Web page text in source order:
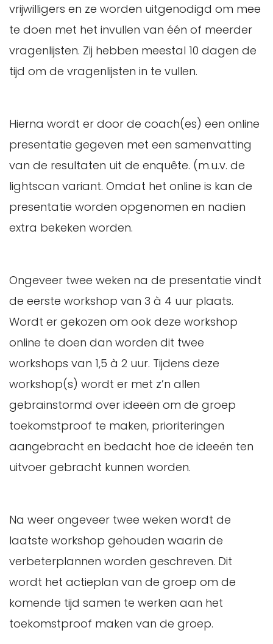
vrijwilligers en ze worden uitgenodigd om mee
te doen met het invullen van één of meerder
vragenlijsten. Zij hebben meestal 10 dagen de
tijd om de vragenlijsten in te vullen.
Hierna wordt er door de coach(es) een online
presentatie gegeven met een samenvatting
van de resultaten uit de enquête. (m.u.v. de
lightscan variant. Omdat het online is kan de
presentatie worden opgenomen en nadien
extra bekeken worden.
Ongeveer twee weken na de presentatie vindt
de eerste workshop van 3 à 4 uur plaats.
Wordt er gekozen om ook deze workshop
online te doen dan worden dit twee
workshops van 1,5 à 2 uur. Tijdens deze
workshop(s) wordt er met z’n allen
gebrainstormd over ideeën om de groep
toekomstproof te maken, prioriteringen
aangebracht en bedacht hoe de ideeën ten
uitvoer gebracht kunnen worden.
Na weer ongeveer twee weken wordt de
laatste workshop gehouden waarin de
verbeterplannen worden geschreven. Dit
wordt het actieplan van de groep om de
komende tijd samen te werken aan het
toekomstproof maken van de groep.